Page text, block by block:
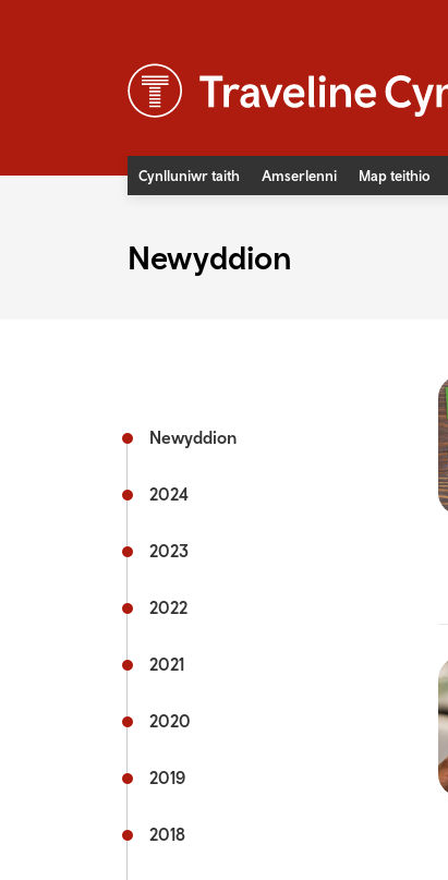
Cynlluniwr taith Amserlenni Map teithio
Diogelwch ar y rheilffyrdd
Newyddion
Newyddion
2024
2023
2022
2021
2020
2019
2018